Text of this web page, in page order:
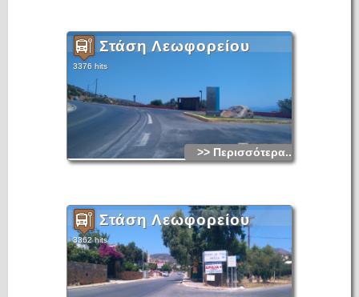
Στάση Λεωφορείου
3376 hits
>> Περισσότερα...
Στάση Λεωφορείου
3362 hits